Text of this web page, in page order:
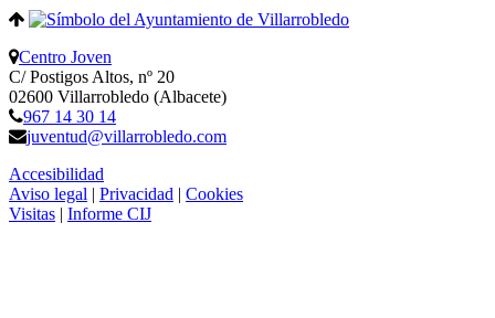
Centro Joven
C/ Postigos Altos, nº 20
02600 Villarrobledo (Albacete)
967 14 30 14
juventud@villarrobledo.com
Accesibilidad
Aviso legal | Privacidad | Cookies
Visitas | Informe CIJ